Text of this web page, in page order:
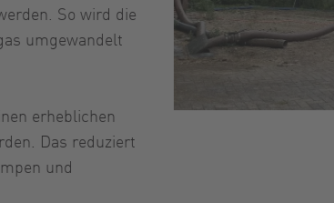
So wird die
umgewandelt
erheblichen
Das reduziert
und